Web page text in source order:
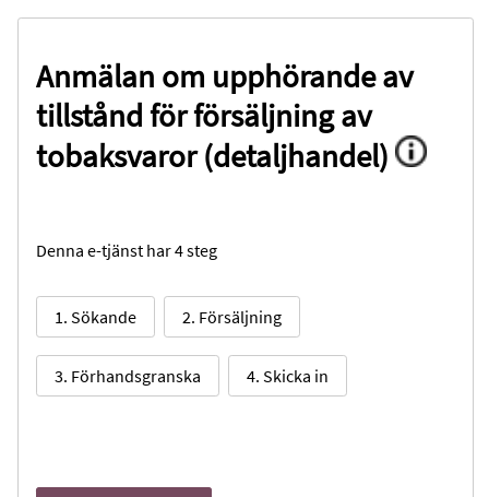
Anmälan om upphörande av
tillstånd för försäljning av
tobaksvaror (detaljhandel)
Denna e-tjänst har 4 steg
1. Sökande 2. Försäljning
3. Förhandsgranska 4. Skicka in